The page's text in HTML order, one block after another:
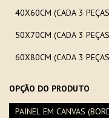
40X60CM (CADA 3
50X70CM (CADA 3
60X80CM (CADA 3
OPÇÃO DO PRODUTO
PAINEL EM CANVAS